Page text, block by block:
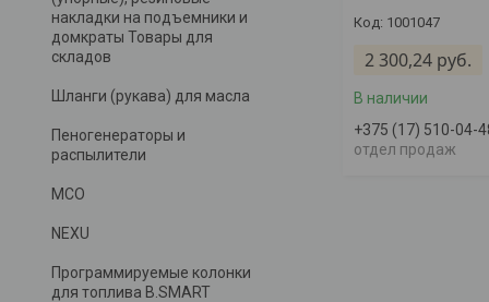
накладки на подъемники и
домкраты Товары для
складов
Шланги (рукава) для масла
Пеногенераторы и
распылители
MCO
NEXU
Программируемые колонки
для топлива B.SMART
1001047
2 300,24 руб.
В наличии
+375 (17) 510-04-
отдел продаж